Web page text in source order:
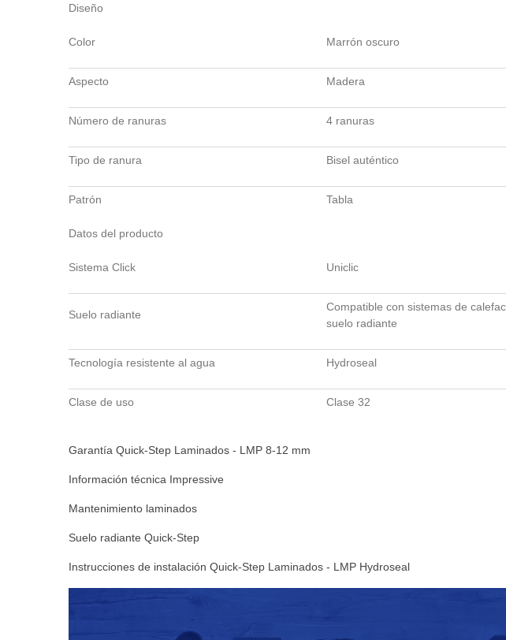
Diseño
Color Marrón oscuro
Aspecto Madera
Número de ranuras 4 ranuras
Tipo de ranura Bisel auténtico
Patrón Tabla
Datos del producto
Sistema Click Uniclic
Suelo radiante
Compatible con sistemas de
suelo radiante
Tecnología resistente al agua Hydroseal
Clase de uso Clase 32
Garantía Quick-Step Laminados - LMP 8-12 mm
Información técnica Impressive
Mantenimiento laminados
Suelo radiante Quick-Step
Instrucciones de instalación Quick-Step Laminados - LMP Hydroseal